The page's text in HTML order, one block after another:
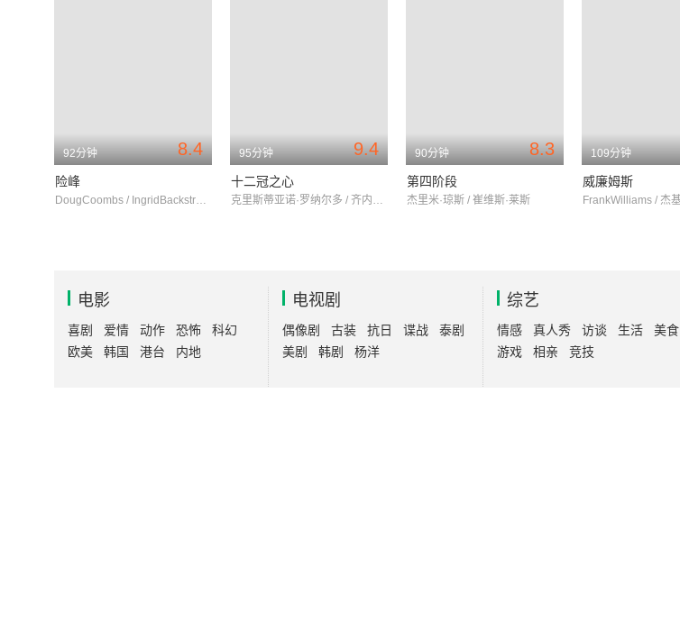
8.4
92分钟
险峰
DougCoombs / IngridBackstrom / AnselmeBaud
9.4
95分钟
十二冠之心
克里斯蒂亚诺·罗纳尔多 / 齐内丁·齐达内 / 塞尔吉奥·拉莫斯
8.3
90分钟
第四阶段
杰里米·琼斯 / 崔维斯·莱斯
109分钟
威廉姆斯
电影
喜剧 爱情 动作 恐怖
科幻
欧美
韩国 港台 内地
电视剧
偶像剧 古装 抗日 谍战
泰剧
美剧
韩剧 杨洋
综艺
情感 真人秀 访谈 生活
美食
游戏
相亲 竞技